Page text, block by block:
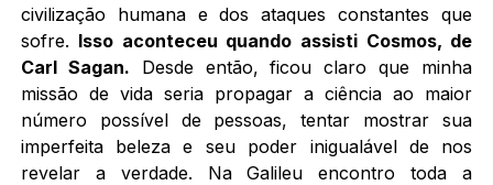
civilização humana e dos ataques constantes que
sofre. Isso aconteceu quando assisti Cosmos, de
Carl Sagan. Desde então, ficou claro que minha
missão de vida seria propagar a ciência ao maior
número possível de pessoas, tentar mostrar sua
imperfeita beleza e seu poder inigualável de nos
revelar a verdade. Na Galileu encontro toda a